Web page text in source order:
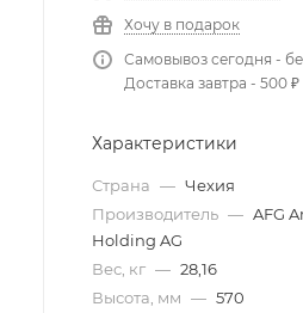
Хочу в подарок
Самовывоз сегодня -
Доставка завтра - 500 ₽
Характеристики
Страна — Чехия
Производитель — AFG
Holding AG
Вес, кг — 28,16
Высота, мм — 570